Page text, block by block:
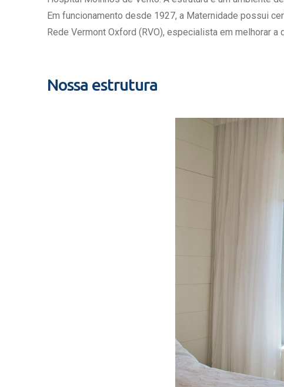
Estrutura de
Exames - Portal
Em funcionamento desde 1927, a Maternidade possui
Rede Vermont Oxford (RVO), especialista em melhorar
Nossa estrutura